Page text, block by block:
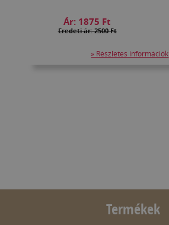
Ár: 1875 Ft
Eredeti ár: 2500 Ft
» Részletes információk
Termékek